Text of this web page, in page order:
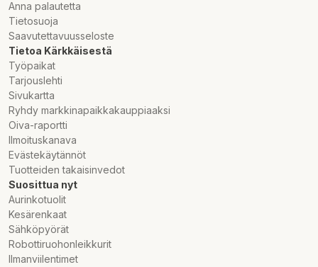
Anna palautetta
Tietosuoja
Saavutettavuusseloste
Tietoa Kärkkäisestä
Työpaikat
Tarjouslehti
Sivukartta
Ryhdy markkinapaikkakauppiaaksi
Oiva-raportti
Ilmoituskanava
Evästekäytännöt
Tuotteiden takaisinvedot
Suosittua nyt
Aurinkotuolit
Kesärenkaat
Sähköpyörät
Robottiruohonleikkurit
Ilmanviilentimet